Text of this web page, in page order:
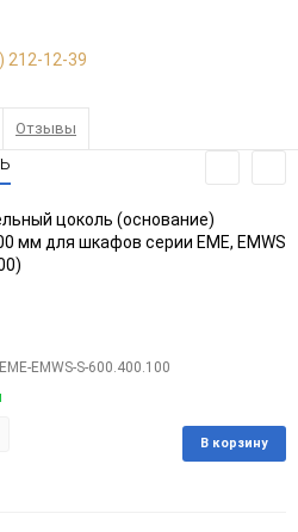
212-12-39
Отзывы
цоколь (основание)
мм для шкафов серии EME, EMWS
EMWS-S-600.400.100
В корзину